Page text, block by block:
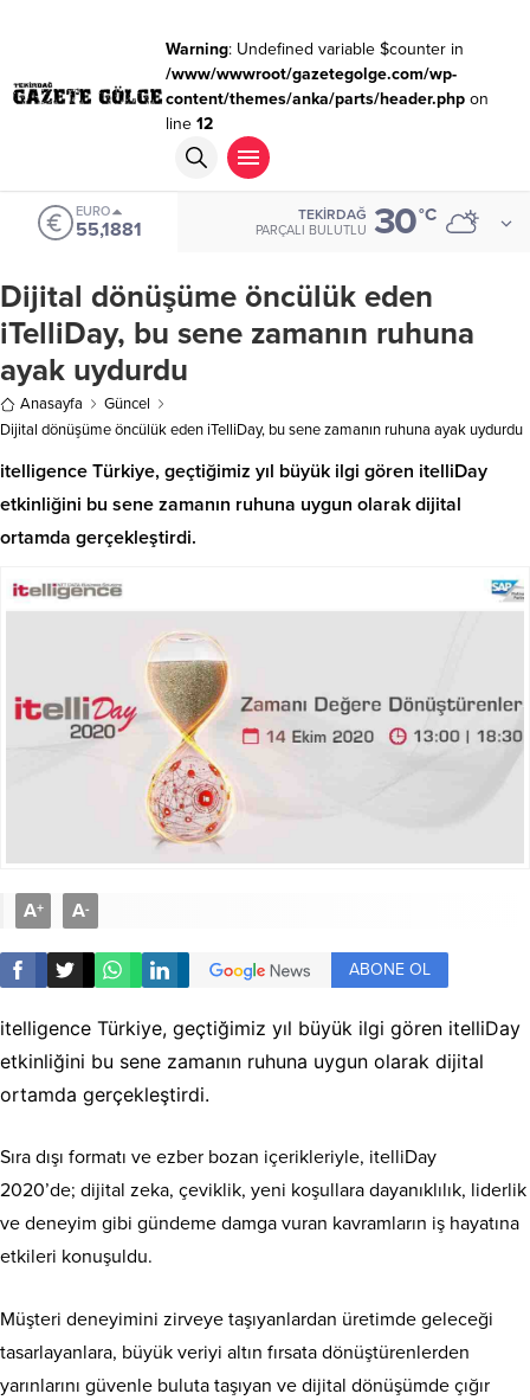
Warning: Undefined variable $counter in
/www/wwwroot/gazetegolge.com/wp-
content/themes/anka/parts/header.phpon
line 12
EURO
55,1881
TEKIRDAĞ
PARÇALI BULUTLU 30°C
Dijital dönüşüme öncülük eden
iTelliDay, bu sene zamanın ruhuna
ayak uydurdu
Anasayfa
Güncel
Dijital dönüşüme öncülük eden iTelliDay, bu sene zamanın ruhuna ayak uydurdu
itelligence Türkiye, geçtiğimiz yıl büyük ilgi gören itelliDay
etkinliğini bu sene zamanın ruhuna uygun olarak dijital
ortamda gerçekleştirdi.
A+ A-
ABONE OL
itelligence Türkiye, geçtiğimiz yıl büyük ilgi gören itelliDay
etkinliğini bu sene zamanın ruhuna uygun olarak dijital
ortamda gerçekleştirdi.
Sıra dışı formatı ve ezber bozan içerikleriyle, itelliDay
2020’de; dijital zeka, çeviklik, yeni koşullara dayanıklılık, liderlik
ve deneyim gibi gündeme damga vuran kavramların iş hayatına
etkileri konuşuldu.
Müşteri deneyimini zirveye taşıyanlardan üretimde geleceği
tasarlayanlara, büyük veriyi altın fırsata dönüştürenlerden
yarınlarını güvenle buluta taşıyan ve dijital dönüşümde çığır